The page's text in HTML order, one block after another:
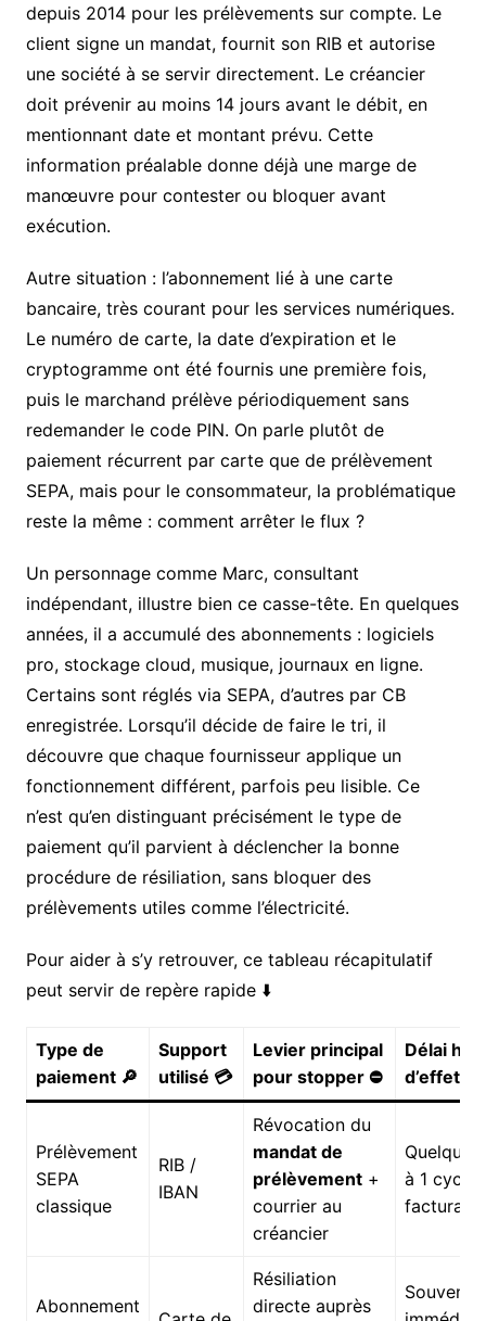
depuis 2014 pour les prélèvements sur compte. Le
client signe un mandat, fournit son RIB et autorise
une société à se servir directement. Le créancier
doit prévenir au moins 14 jours avant le débit, en
mentionnant date et montant prévu. Cette
information préalable donne déjà une marge de
manœuvre pour contester ou bloquer avant
exécution.
Autre situation : l’abonnement lié à une carte
bancaire, très courant pour les services numériques.
Le numéro de carte, la date d’expiration et le
cryptogramme ont été fournis une première fois,
puis le marchand prélève périodiquement sans
redemander le code PIN. On parle plutôt de
paiement récurrent par carte que de prélèvement
SEPA, mais pour le consommateur, la problématique
reste la même : comment arrêter le flux ?
Un personnage comme Marc, consultant
indépendant, illustre bien ce casse-tête. En quelques
années, il a accumulé des abonnements : logiciels
pro, stockage cloud, musique, journaux en ligne.
Certains sont réglés via SEPA, d’autres par CB
enregistrée. Lorsqu’il décide de faire le tri, il
découvre que chaque fournisseur applique un
fonctionnement différent, parfois peu lisible. Ce
n’est qu’en distinguant précisément le type de
paiement qu’il parvient à déclencher la bonne
procédure de résiliation, sans bloquer des
prélèvements utiles comme l’électricité.
Pour aider à s’y retrouver, ce tableau récapitulatif
peut servir de repère rapide ⬇️
Type de
paiement 🔎
Support
utilisé 💳
Levier principal
pour stopper ⛔
Délai
d’effet ⏱️
Prélèvement
SEPA
classique
RIB /
IBAN
Révocation du
mandat de
prélèvement+
courrier au
créancier
à 1 cycle
Abonnement
Résiliation
directe auprès
Souvent